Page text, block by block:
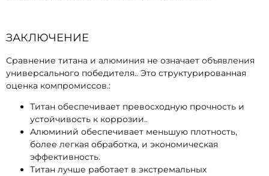
ЗАКЛЮЧЕНИЕ
Сравнение титана и алюминия не означает объявления
универсального победителя.. Это структурированная
оценка компромиссов.:
Титан обеспечивает превосходную прочность и
устойчивость к коррозии..
Алюминий обеспечивает меньшую плотность,
более легкая обработка, и экономическая
эффективность.
Титан лучше работает в экстремальных